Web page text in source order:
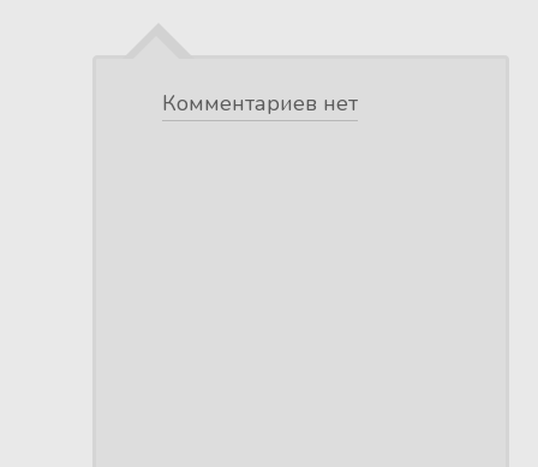
Комментариев нет